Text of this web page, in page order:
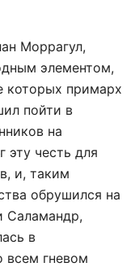
Моррагул,
элементом,
которых примарх
пойти в
на
эту честь для
и, таким
обрушился на
Саламандр,
в
всем гневом